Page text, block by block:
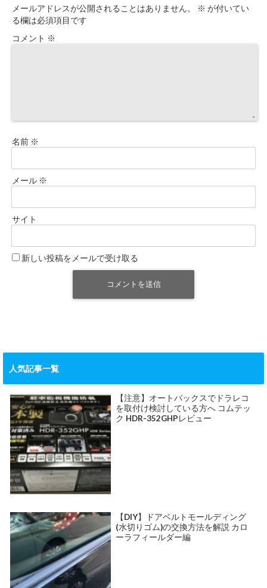
メールアドレスが公開されることはありません。 ※ が付いてい
る欄は必須項目です
コメント ※
名前 ※
メール ※
サイト
新しい投稿をメールで受け取る
人気記事一覧
【注意】オートバックスでドラレコ
を取付け検討している方へ コムテッ
ク HDR-352GHPレビュー
【DIY】ドアベルトモールディング
(水切りゴム)の交換方法を解説 カロ
ーラフィールダー編